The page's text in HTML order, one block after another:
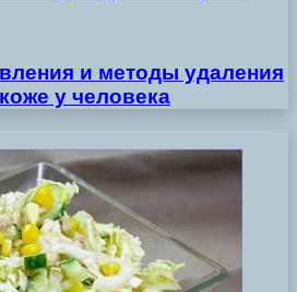
и методы удаления
у человека